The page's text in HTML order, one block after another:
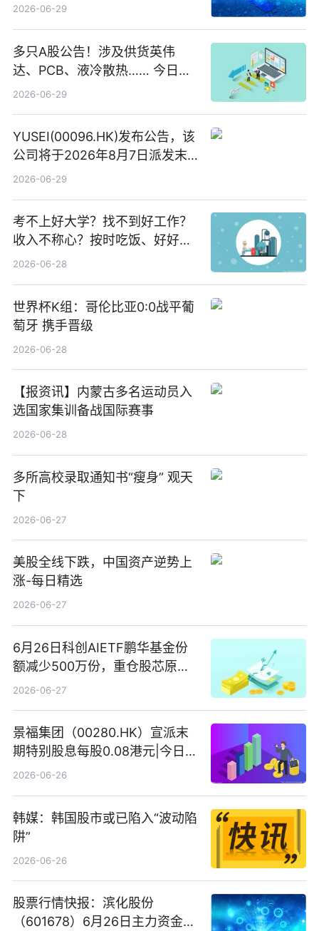
2026-06-29
多只A股公告！涉及供货英伟
达、PCB、液冷散热…… 今日快
讯
2026-06-29
YUSEI(00096.HK)发布公告，该
公司将于2026年8月7日派发末
期股息每股人民币0.013元 每日
2026-06-29
考不上好大学？找不到好工作？
收入不称心？按时吃饭、好好睡
觉
2026-06-28
世界杯K组：哥伦比亚0:0战平葡
萄牙 携手晋级
2026-06-28
【报资讯】内蒙古多名运动员入
选国家集训备战国际赛事
2026-06-28
多所高校录取通知书“瘦身” 观天
下
2026-06-27
美股全线下跌，中国资产逆势上
涨-每日精选
2026-06-27
6月26日科创AIETF鹏华基金份
额减少500万份，重仓股芯原股
份、寒武纪、澜起科技 观速讯
2026-06-27
景福集团（00280.HK）宣派末
期特别股息每股0.08港元|今日快
看
2026-06-26
韩媒：韩国股市或已陷入“波动陷
阱”
2026-06-26
股票行情快报：滨化股份
（601678）6月26日主力资金净